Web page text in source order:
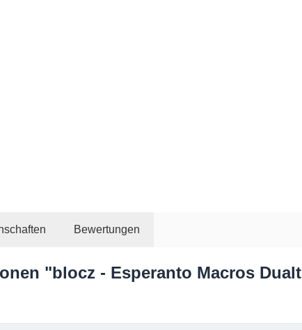
Bewertungen
"blocz - Esperanto Macros